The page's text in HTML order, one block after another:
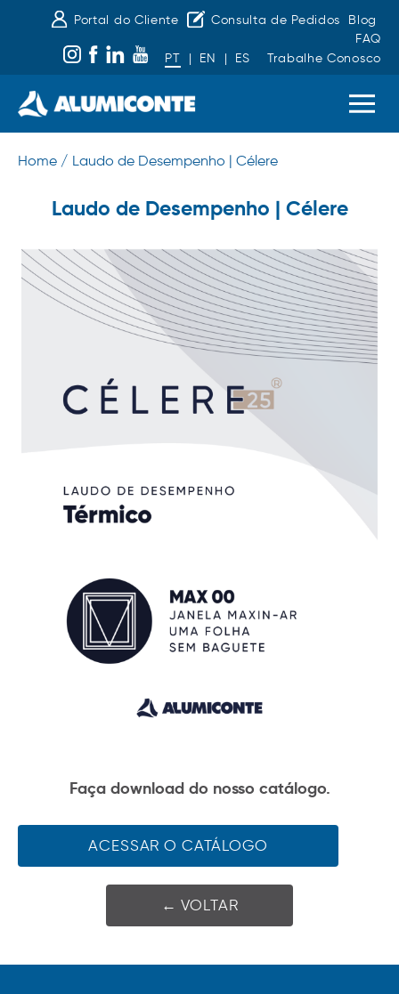
Portal do Cliente Consulta de Pedidos
Blog
FAQ
PT
| EN | ES Trabalhe Conosco
Home / Laudo de Desempenho | Célere
Laudo de Desempenho | Célere
Faça download do nosso catálogo.
ACESSAR O CATÁLOGO
← VOLTAR